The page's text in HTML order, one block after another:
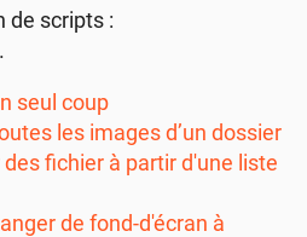
de scripts :
.
seul coup
les images d’un dossier
fichier à partir d'une liste
de fond-d'écran à